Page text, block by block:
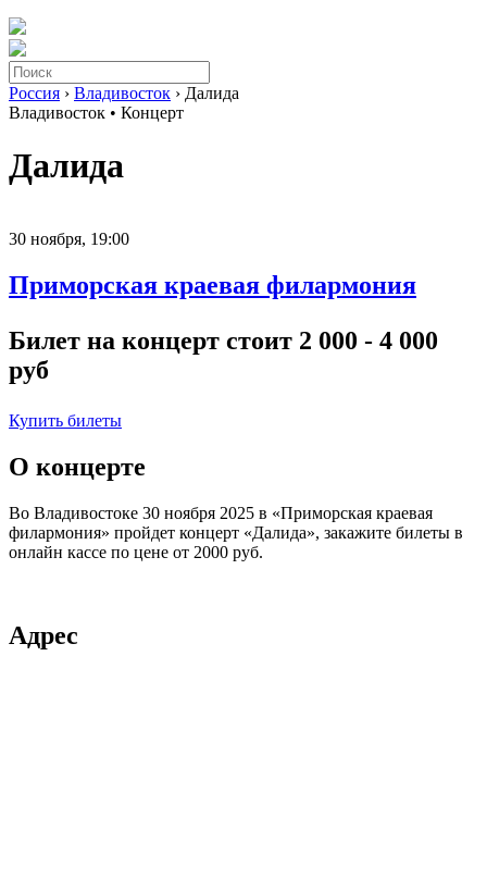
Россия › Владивосток › Далида
Владивосток • Концерт
Далида
30 ноября, 19:00
Приморская краевая филармония
Билет на концерт стоит 2 000 - 4 000
руб
Купить билеты
О концерте
Во Владивостоке 30 ноября 2025 в «Приморская краевая
филармония» пройдет концерт «Далида», закажите билеты в
онлайн кассе по цене от 2000 руб.
Адрес